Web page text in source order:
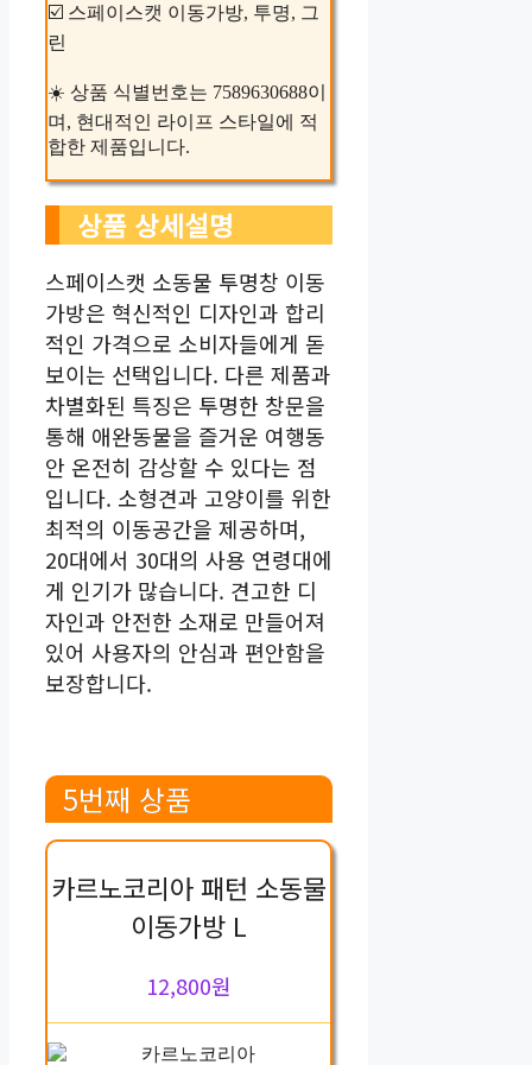
☑️ 스페이스캣 이동가방, 투명, 그
린
☀️ 상품 식별번호는 7589630688이
며, 현대적인 라이프 스타일에 적
합한 제품입니다.
상품 상세설명
스페이스캣 소동물 투명창 이동
가방은 혁신적인 디자인과 합리
적인 가격으로 소비자들에게 돋
보이는 선택입니다. 다른 제품과
차별화된 특징은 투명한 창문을
통해 애완동물을 즐거운 여행동
안 온전히 감상할 수 있다는 점
입니다. 소형견과 고양이를 위한
최적의 이동공간을 제공하며,
20대에서 30대의 사용 연령대에
게 인기가 많습니다. 견고한 디
자인과 안전한 소재로 만들어져
있어 사용자의 안심과 편안함을
보장합니다.
5번째 상품
카르노코리아 패턴 소동물
이동가방 L
12,800원